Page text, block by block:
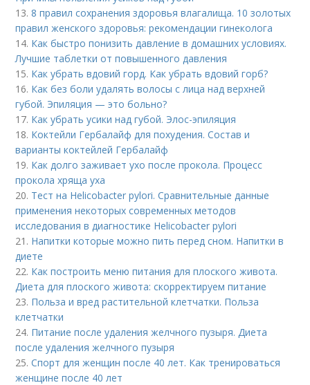
13.8 правил сохранения здоровья влагалища. 10 золотых
правил женского здоровья: рекомендации гинеколога
14. Как быстро понизить давление в домашних условиях.
Лучшие таблетки от повышенного давления
15. Как убрать вдовий горд. Как убрать вдовий горб?
16. Как без боли удалять волосы с лица над верхней
губой. Эпиляция — это больно?
17. Как убрать усики над губой. Элос-эпиляция
18. Коктейли Гербалайф для похудения. Состав и
варианты коктейлей Гербалайф
19. Как долго заживает ухо после прокола. Процесс
прокола хряща уха
20. Тест на Helicobacter pylori. Сравнительные данные
применения некоторых современных методов
исследования в диагностике Helicobacter pylori
21. Напитки которые можно пить перед сном. Напитки в
диете
22. Как построить меню питания для плоского живота.
Диета для плоского живота: скорректируем питание
23. Польза и вред растительной клетчатки. Польза
клетчатки
24. Питание после удаления желчного пузыря. Диета
после удаления желчного пузыря
25.Спорт для женщин после 40 лет. Как тренироваться
женщине после 40 лет